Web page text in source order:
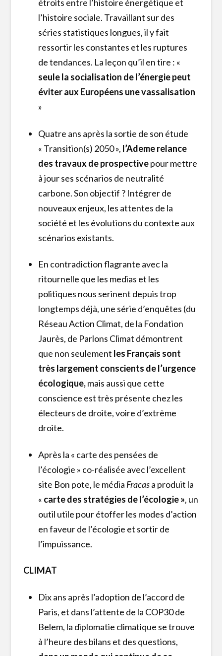
étroits entre l’histoire énergétique et
l’histoire sociale. Travaillant sur des
séries statistiques longues, il y fait
ressortir les constantes et les ruptures
de tendances. La leçon qu’il en tire : «
seule la socialisation de l’énergie peut
éviter aux Européens une vassalisation
»
Quatre ans après la sortie de son étude
« Transition(s) 2050 », l’Ademe relance
des travaux de prospectivepour mettre
à jour ses scénarios de neutralité
carbone. Son objectif ? Intégrer de
nouveaux enjeux, les attentes de la
société et les évolutions du contexte aux
scénarios existants.
En contradiction flagrante avec la
ritournelle que les medias et les
politiques nous serinent depuis trop
longtemps déjà, une série d’enquêtes (du
Réseau Action Climat, de la Fondation
Jaurès, de Parlons Climat démontrent
que non seulement les Français sont
très largement conscients de l’urgence
écologique,mais aussi que cette
conscience est très présente chez les
électeurs de droite, voire d’extrème
droite.
Après la « carte des pensées de
l’écologie » co-réalisée avec l’excellent
site Bon pote, le média Fracasa produit la
« carte des stratégies de l’écologie », un
outil utile pour étoffer les modes d’action
en faveur de l’écologie et sortir de
l’impuissance.
CLIMAT
Dix ans après l’adoption de l’accord de
Paris, et dans l’attente de la COP30 de
Belem, la diplomatie climatique se trouve
à l’heure des bilans et des questions,